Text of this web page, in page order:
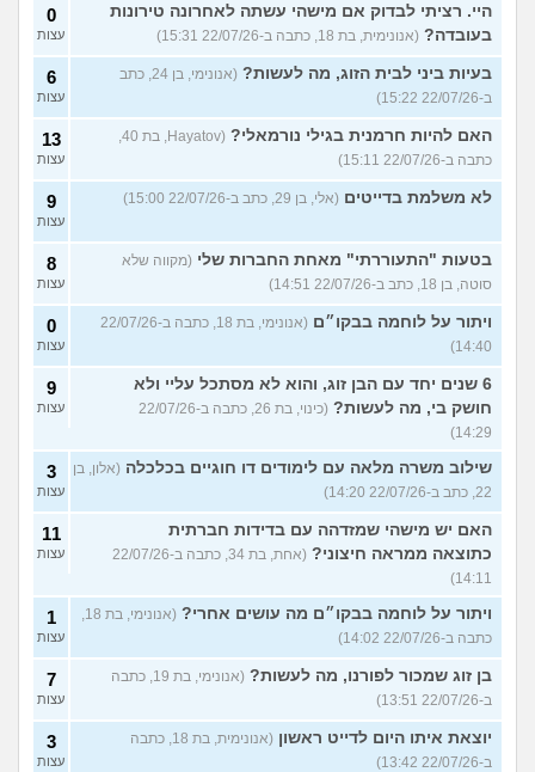
היי. רציתי לבדוק אם מישהי עשתה לאחרונה טירונות
בעובדה? (אנונימית, בת 18, כתבה ב-22/07/26 15:31)
0
עצות
בעיות ביני לבית הזוג, מה לעשות?
(אנונימי, בן 24, כתב
ב-22/07/26 15:22)
6
עצות
האם להיות חרמנית בגילי נורמאלי?
(Hayatov, בת 40,
כתבה ב-22/07/26 15:11)
13
עצות
לא משלמת בדייטים (אלי, בן 29, כתב ב-22/07/26 15:00) 9
עצות
בטעות "התעוררתי" מאחת החברות שלי (מקווה שלא
סוטה, בן 18, כתב ב-22/07/26 14:51)
8
עצות
ויתור על לוחמה בבקו״ם
(אנונימי, בת 18, כתבה ב-22/07/26
14:40)
0
עצות
6 שנים יחד עם הבן זוג, והוא לא מסתכל עליי ולא
חושק בי, מה לעשות?
(כינוי, בת 26, כתבה ב-22/07/26
14:29)
9
עצות
שילוב משרה מלאה עם לימודים דו חוגיים בכלכלה (אלון, בן
22, כתב ב-22/07/26 14:20)
3
עצות
האם יש מישהי שמזדהה עם בדידות חברתית
כתוצאה ממראה חיצוני?
(אחת, בת 34, כתבה ב-22/07/26
14:11)
11
עצות
ויתור על לוחמה בבקו״ם מה עושים אחרי?
(אנונימי, בת 18,
כתבה ב-22/07/26 14:02)
1
עצות
בן זוג שמכור לפורנו, מה לעשות?
(אנונימי, בת 19, כתבה
ב-22/07/26 13:51)
7
עצות
יוצאת איתו היום לדייט ראשון
(אנונימית, בת 18, כתבה
ב-22/07/26 13:42)
3
עצות